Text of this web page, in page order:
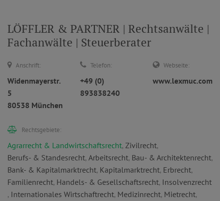
LÖFFLER & PARTNER | Rechtsanwälte |
Fachanwälte | Steuerberater
Anschrift:
Widenmayerstr.
5
80538 München
Telefon:
+49 (0)
893838240
Webseite:
www.lexmuc.com
Rechtsgebiete:
Agrarrecht & Landwirtschaftsrecht, Zivilrecht,
Berufs- & Standesrecht, Arbeitsrecht, Bau- & Architektenrecht,
Bank- & Kapitalmarktrecht, Kapitalmarktrecht, Erbrecht,
Familienrecht, Handels- & Gesellschaftsrecht, Insolvenzrecht
, Internationales Wirtschaftrecht, Medizinrecht, Mietrecht,